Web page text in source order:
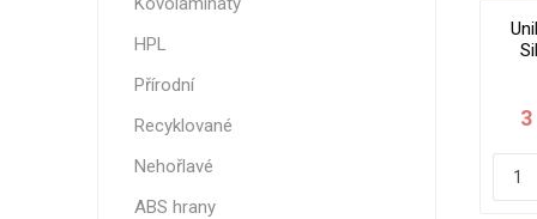
3
HPL
Přírodní
Recyklované
Nehořlavé
ABS hrany